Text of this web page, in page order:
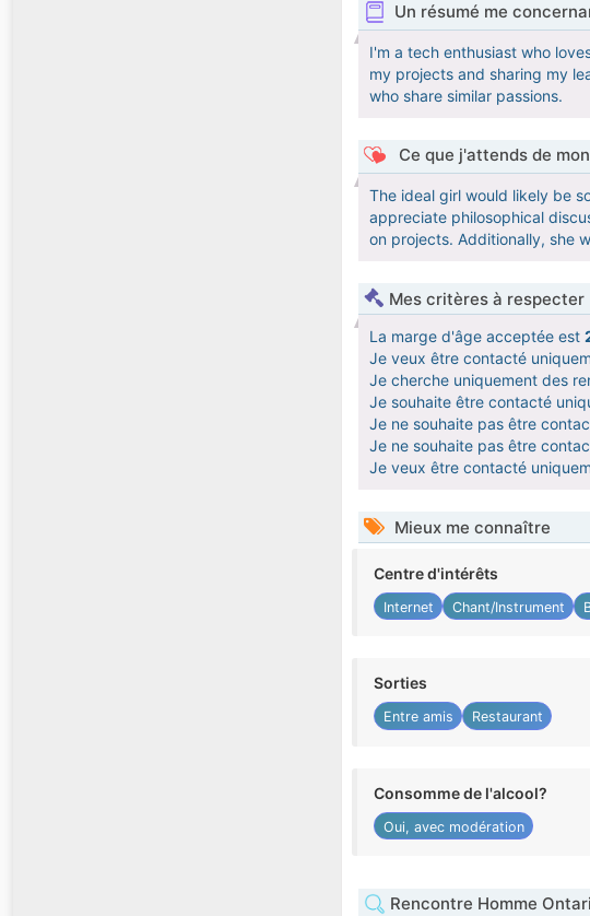
Un résumé me
I'm a tech enthusiast who
my projects and sharing my
who share similar passions.
Ce que j'attends de
The ideal girl would likely be
appreciate philosophical
on projects. Additionally, she
Mes critères à respecter
La marge d'âge acceptée est
Je veux être contacté
Je cherche uniquement des
Je souhaite être contacté
Je ne souhaite pas être
Je ne souhaite pas être
Je veux être contacté
Mieux me connaître
Centre d'intérêts
Internet Chant/Instrument
Sorties
Entre amis Restaurant
Consomme de l'alcool?
Oui, avec modération
Rencontre Homme